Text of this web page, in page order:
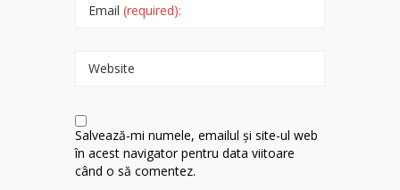
Email (required):
Website
Salvează-mi numele, emailul și site-ul web
în acest navigator pentru data viitoare
când o să comentez.